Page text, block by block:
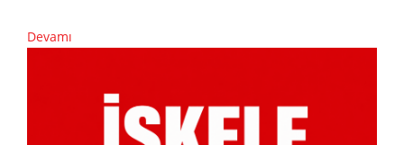
Devamı